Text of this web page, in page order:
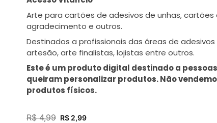
Arte para cartões de adesivos de unhas, cartões
agradecimento e outros.
Destinados a profissionais das áreas de adesivos
artesão, arte finalistas, lojistas entre outros.
Este é um produto digital destinado a
queiram personalizar produtos. Não
produtos físicos.
R$4,99 R$ 2,99